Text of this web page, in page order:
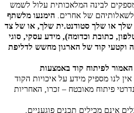
לבינה המלאכותית עלול לשמש
של אחרים. הימנעו מלשתף
או שלך סטודנט.ית שלך, או של צד
כתובת וכדומה), מידע עסקי, סוגי
וקטעי קוד של הארגון מחשש לדליפת
לפיתוח קוד באמצעות
אין לנו מספיק מידע על איכויות הקוד
פיתוח מאובטח – זכרו, האחריות
אינם מכילים תכנים פוגעניים,